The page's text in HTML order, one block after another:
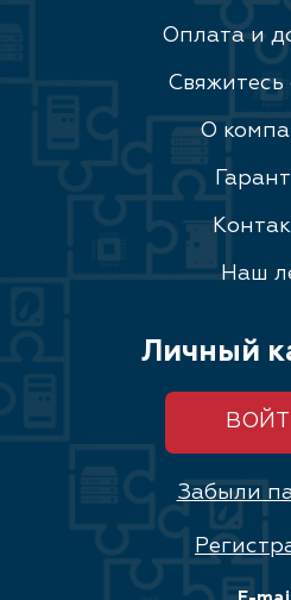
Оплата и
Свяжитесь
О
Наш
Личный
Забыли